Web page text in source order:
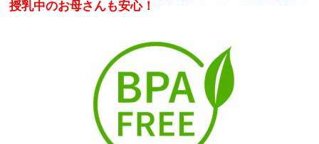
授乳中のお母さんも安心！